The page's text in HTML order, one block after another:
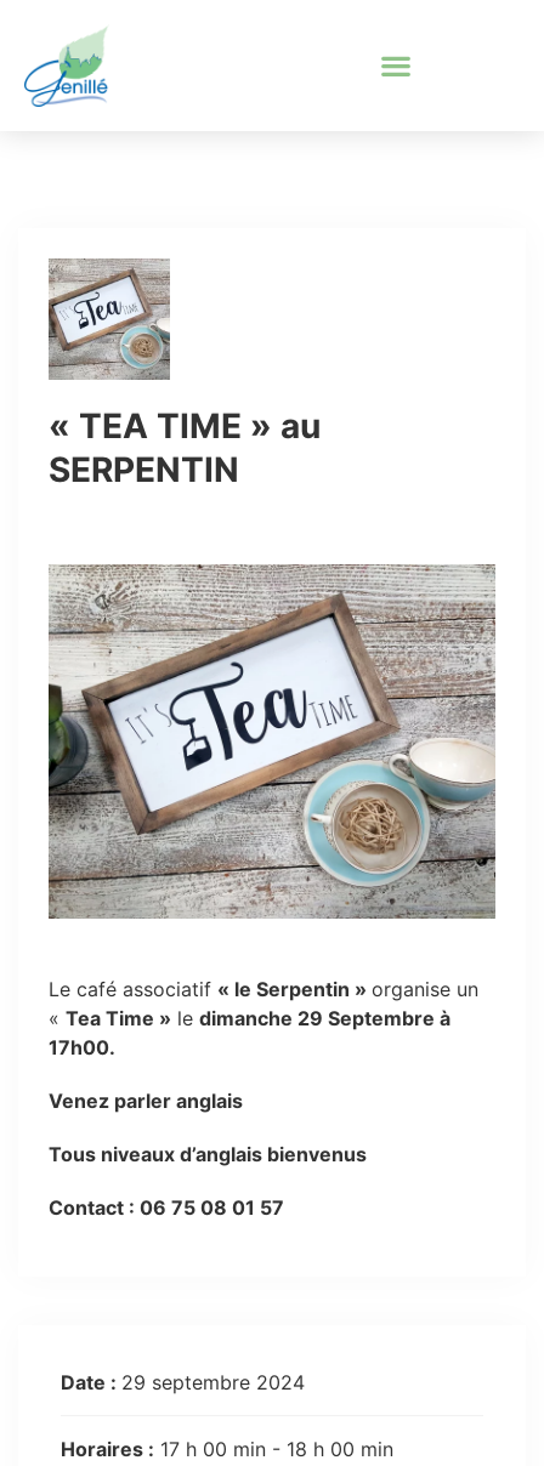
« TEA TIME » au
SERPENTIN
Le café associatif « le Serpentin » organise un
« Tea Time » le dimanche 29 Septembre à
17h00.
Venez parler anglais
Tous niveaux d’anglais bienvenus
Contact : 06 75 08 01 57
Date : 29 septembre 2024
Horaires : 17 h 00 min - 18 h 00 min